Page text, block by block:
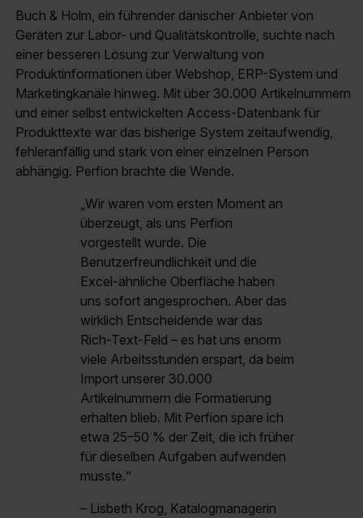
Buch & Holm, ein führender dänischer Anbieter von
Geräten zur Labor- und Qualitätskontrolle, suchte nach
einer besseren Lösung zur Verwaltung von
Produktinformationen über Webshop, ERP-System und
Marketingkanäle hinweg. Mit über 30.000 Artikelnummern
und einer selbst entwickelten Access-Datenbank für
Produkttexte war das bisherige System zeitaufwendig,
fehleranfällig und stark von einer einzelnen Person
abhängig. Perfion brachte die Wende.
„Wir waren vom ersten Moment an
überzeugt, als uns Perfion
vorgestellt wurde. Die
Benutzerfreundlichkeit und die
Excel-ähnliche Oberfläche haben
uns sofort angesprochen. Aber das
wirklich Entscheidende war das
Rich-Text-Feld – es hat uns enorm
viele Arbeitsstunden erspart, da beim
Import unserer 30.000
Artikelnummern die Formatierung
erhalten blieb. Mit Perfion spare ich
etwa 25–50 % der Zeit, die ich früher
für dieselben Aufgaben aufwenden
musste.“
– Lisbeth Krog, Katalogmanagerin